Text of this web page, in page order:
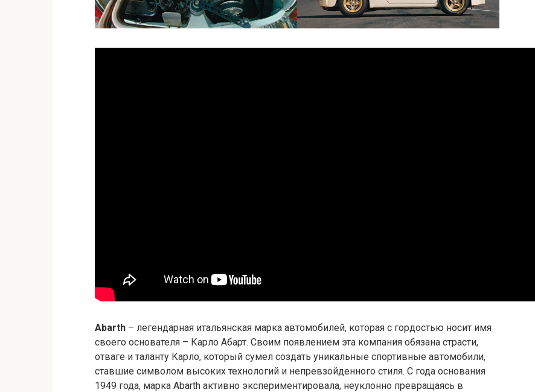
Abarth – легендарная итальянская марка автомобилей, которая с гордостью носит имя
своего основателя – Карло Абарт. Своим появлением эта компания обязана страсти,
отваге и таланту Карло, который сумел создать уникальные спортивные автомобили,
ставшие символом высоких технологий и непревзойденного стиля. С года основания
1949 года, марка Abarth активно экспериментировала, неуклонно превращаясь в